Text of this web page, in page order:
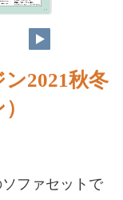
2021秋冬
ファセットで